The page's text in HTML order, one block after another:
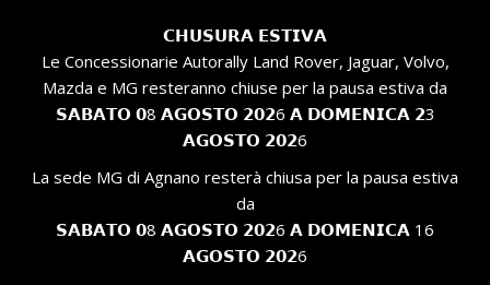
𝗖𝗛𝗨𝗦𝗨𝗥𝗔 𝗘𝗦𝗧𝗜𝗩𝗔
Le Concessionarie Autorally Land Rover, Jaguar, Volvo,
Mazda e MG resteranno chiuse per la pausa estiva da
𝗦𝗔𝗕𝗔𝗧𝗢 𝟬8 𝗔𝗚𝗢𝗦𝗧𝗢 𝟮𝟬𝟮6 𝗔 𝗗𝗢𝗠𝗘𝗡𝗜𝗖𝗔 𝟮3
𝗔𝗚𝗢𝗦𝗧𝗢 𝟮𝟬𝟮6
La sede MG di Agnano resterà chiusa per la pausa estiva
da
𝗦𝗔𝗕𝗔𝗧𝗢 𝟬8 𝗔𝗚𝗢𝗦𝗧𝗢 𝟮𝟬𝟮6 𝗔 𝗗𝗢𝗠𝗘𝗡𝗜𝗖𝗔 16
𝗔𝗚𝗢𝗦𝗧𝗢 𝟮𝟬𝟮6